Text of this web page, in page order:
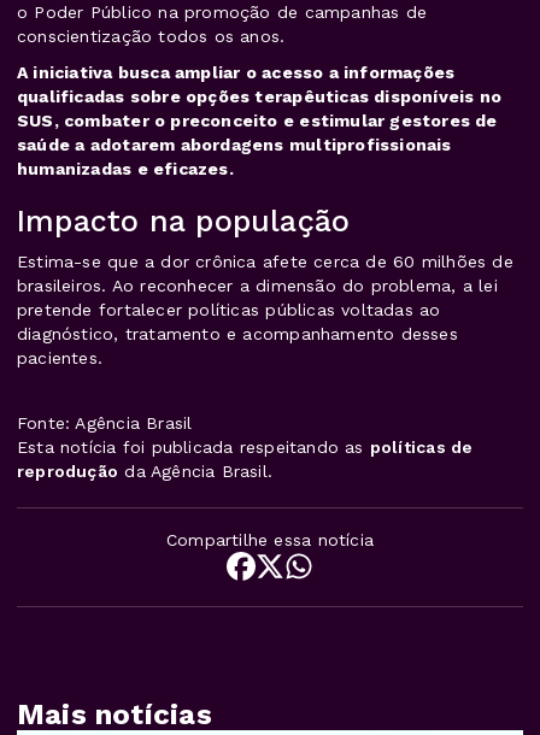
o Poder Público na promoção de campanhas de
conscientização todos os anos.
A iniciativa busca ampliar o acesso a informações
qualificadas sobre opções terapêuticas disponíveis no
SUS, combater o preconceito e estimular gestores de
saúde a adotarem abordagens multiprofissionais
humanizadas e eficazes.
Impacto na população
Estima-se que a dor crônica afete cerca de 60 milhões de
brasileiros. Ao reconhecer a dimensão do problema, a lei
pretende fortalecer políticas públicas voltadas ao
diagnóstico, tratamento e acompanhamento desses
pacientes.
Fonte: Agência Brasil
Esta notícia foi publicada respeitando as políticas de
reprodução da Agência Brasil.
Compartilhe essa notícia
Mais notícias